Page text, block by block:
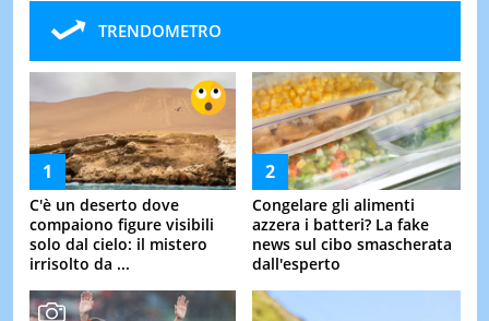
TRENDOMETRO
C'è un deserto dove
compaiono figure visibili
solo dal cielo: il mistero
irrisolto da ...
Congelare gli alimenti
azzera i batteri? La fake
news sul cibo smascherata
dall'esperto